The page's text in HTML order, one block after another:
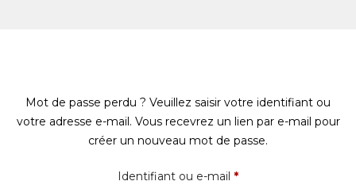
Mot de passe perdu ? Veuillez saisir votre identifiant ou
votre adresse e-mail. Vous recevrez un lien par e-mail pour
créer un nouveau mot de passe.
Identifiant ou e-mail *Obligatoire